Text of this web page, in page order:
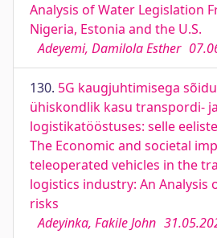
Analysis of Water Legislation
Nigeria, Estonia and the U.S.
Adeyemi, Damilola Esther
130. 5G kaugjuhtimisega
ühiskondlik kasu transpordi- ja
logistikatööstuses: selle
The Economic and societal
teleoperated vehicles in the
logistics industry: An Analysis
risks
Adeyinka, Fakile John